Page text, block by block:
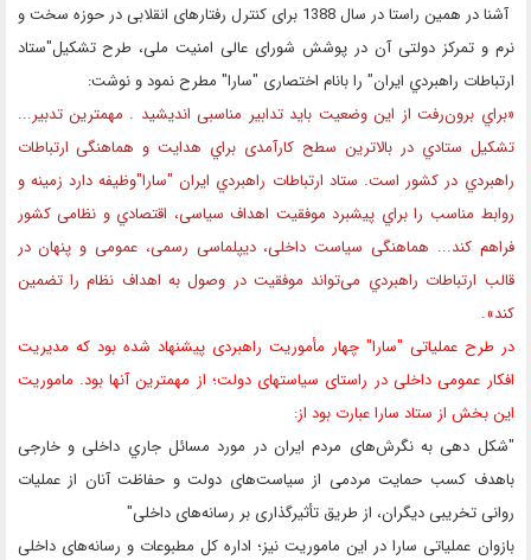
آشنا در همین راستا در سال 1388 برای کنترل رفتارهای انقلابی در حوزه سخت و
نرم و تمرکز دولتی آن در پوشش شورای عالی امنیت ملی، طرح تشکیل"ستاد
ارتباطات راهبردي ایران" را بانام اختصاری "سارا" مطرح نمود و نوشت:
«براي برون‌رفت از این وضعیت باید تدابیر مناسبی اندیشید . مهمترین تدبیر...
تشکیل ستادي در بالاترین سطح کارآمدی براي هدایت و هماهنگی ارتباطات
راهبردي در کشور است. ستاد ارتباطات راهبردي ایران "سارا"وظیفه دارد زمینه و
روابط مناسب را براي پیشبرد موفقیت اهداف سیاسی، اقتصادي و نظامی کشور
فراهم کند... هماهنگی سیاست داخلی، دیپلماسی رسمی، عمومی و پنهان در
قالب ارتباطات راهبردي می‌تواند موفقیت در وصول به اهداف نظام را تضمین
کند».
در طرح عملیاتی "سارا" چهار مأموریت راهبردی پیشنهاد شده بود که مدیریت
افکار عمومی داخلی در راستای سیاستهای دولت؛ از مهمترین آنها بود. ماموریت
این بخش از ستاد سارا عبارت بود از:
"شکل دهی به نگرش‌های مردم ایران در مورد مسائل جاري داخلی و خارجی
باهدف کسب حمایت مردمی از سیاست‌های دولت و حفاظت آنان از عملیات
روانی تخریبی دیگران، از طریق تأثیرگذاری بر رسانه‌های داخلی"
بازوان عملیاتی سارا در این ماموریت نیز؛ اداره کل مطبوعات و رسانه‌های داخلی